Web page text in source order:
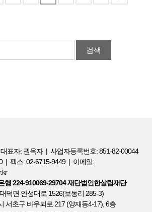
검색
표자: 권옥자 | 사업자등록번호: 851-82-00044
| 팩스: 02-6715-9449 | 이메일:
행 224-910069-29704 재단법인한살림재단
덕면 안성대로 1526(보동리 285-3)
서초구 바우뫼로 217 (양재동4-17), 6층